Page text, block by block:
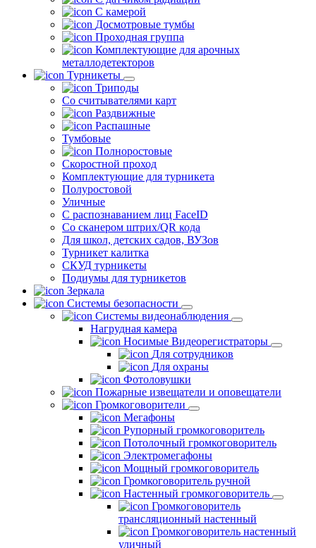
С камерой
Досмотровые тумбы
Проходная группа
Комплектующие для арочных
металлодетекторов
Турникеты
Триподы
Со считывателями карт
Раздвижные
Распашные
Тумбовые
Полноростовые
Скоростной проход
Комплектующие для турникета
Полуростовой
Уличные
С распознаванием лиц FaceID
Со сканером штрих/QR кода
Для школ, детских садов, ВУЗов
Турникет калитка
СКУД турникеты
Подиумы для турникетов
Зеркала
Системы безопасности
Системы видеонаблюдения
Нагрудная камера
Носимые Видеорегистраторы
Для сотрудников
Для охраны
Фотоловушки
Пожарные извещатели и оповещатели
Громкоговорители
Мегафоны
Рупорный громкоговоритель
Потолочный громкоговоритель
Электромегафоны
Мощный громкоговоритель
Громкоговоритель ручной
Настенный громкоговоритель
Громкоговоритель
трансляционный настенный
Громкоговоритель настенный
уличный